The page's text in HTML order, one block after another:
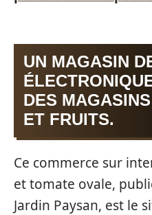
UN MAGASIN
DES
ET FRUITS.
Ce commerce sur
et tomate ovale,
Jardin Paysan, est le